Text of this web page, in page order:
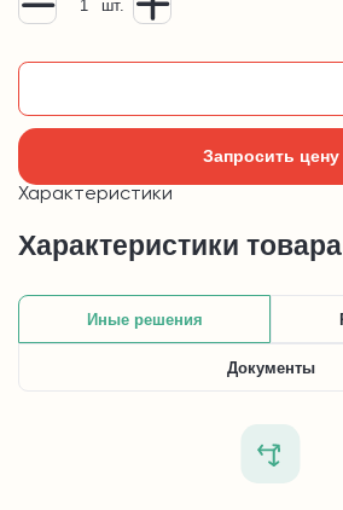
шт.
Запросить цену
Характеристики
Характеристики товара
Иные решения
Документы